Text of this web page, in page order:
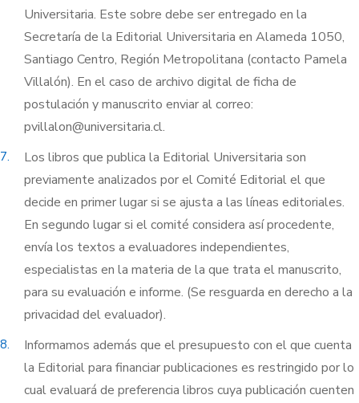
Universitaria. Este sobre debe ser entregado en la
Secretaría de la Editorial Universitaria en Alameda 1050,
Santiago Centro, Región Metropolitana (contacto Pamela
Villalón). En el caso de archivo digital de ficha de
postulación y manuscrito enviar al correo:
pvillalon@universitaria.cl.
7.
Los libros que publica la Editorial Universitaria son
previamente analizados por el Comité Editorial el que
decide en primer lugar si se ajusta a las líneas editoriales.
En segundo lugar si el comité considera así procedente,
envía los textos a evaluadores independientes,
especialistas en la materia de la que trata el manuscrito,
para su evaluación e informe. (Se resguarda en derecho a la
privacidad del evaluador).
8.
Informamos además que el presupuesto con el que cuenta
la Editorial para financiar publicaciones es restringido por lo
cual evaluará de preferencia libros cuya publicación cuenten